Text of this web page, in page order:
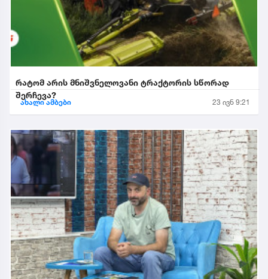
რატომ არის მნიშვნელოვანი ტრაქტორის სწორად
შერჩევა?
ახალი ამბები 23 ივნ 9:21